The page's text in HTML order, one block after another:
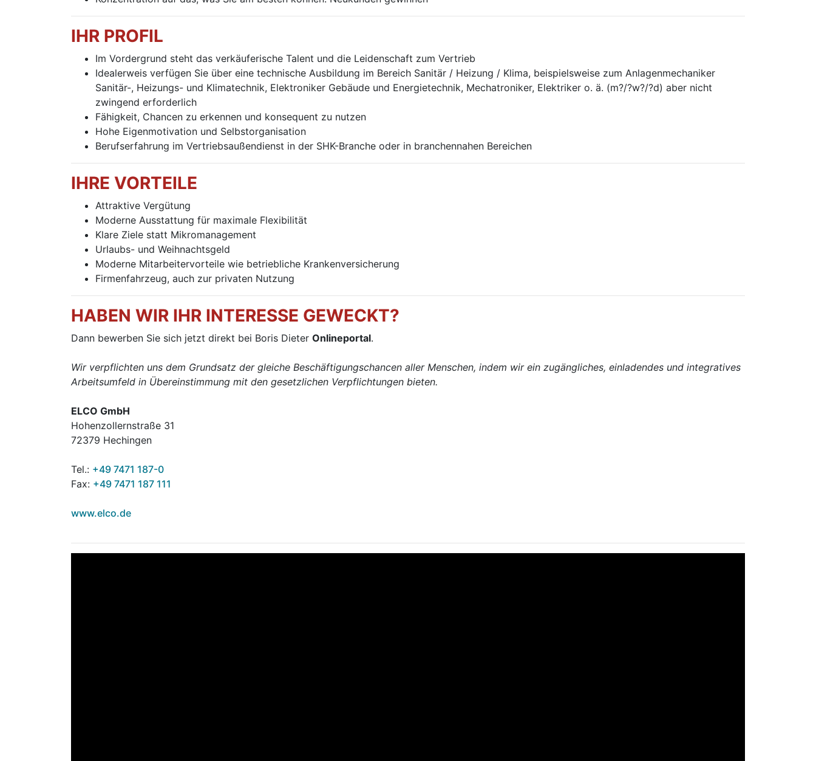
IHR PROFIL
Im Vordergrund steht das verkäuferische Talent und die Leidenschaft zum Vertrieb
Idealerweis verfügen Sie über eine technische Ausbildung im Bereich Sanitär / Heizung / Klima, beispielsweise zum Anlagenmechaniker
Sanitär-, Heizungs- und Klimatechnik, Elektroniker Gebäude und Energietechnik, Mechatroniker, Elektriker o. ä. (m?/?w?/?d) aber nicht
zwingend erforderlich
Fähigkeit, Chancen zu erkennen und konsequent zu nutzen
Hohe Eigenmotivation und Selbstorganisation
Berufserfahrung im Vertriebsaußendienst in der SHK-Branche oder in branchennahen Bereichen
IHRE VORTEILE
Attraktive Vergütung
Moderne Ausstattung für maximale Flexibilität
Klare Ziele statt Mikromanagement
Urlaubs- und Weihnachtsgeld
Moderne Mitarbeitervorteile wie betriebliche Krankenversicherung
Firmenfahrzeug, auch zur privaten Nutzung
HABEN WIR IHR INTERESSE GEWECKT?
Dann bewerben Sie sich jetzt direkt bei Boris Dieter Onlineportal.
Wir verpflichten uns dem Grundsatz der gleiche Beschäftigungschancen aller Menschen, indem wir ein zugängliches, einladendes und integratives
Arbeitsumfeld in Übereinstimmung mit den gesetzlichen Verpflichtungen bieten.
ELCO GmbH
Hohenzollernstraße 31
72379 Hechingen
Tel.: +49 7471 187-0
Fax: +49 7471 187 111
www.elco.de